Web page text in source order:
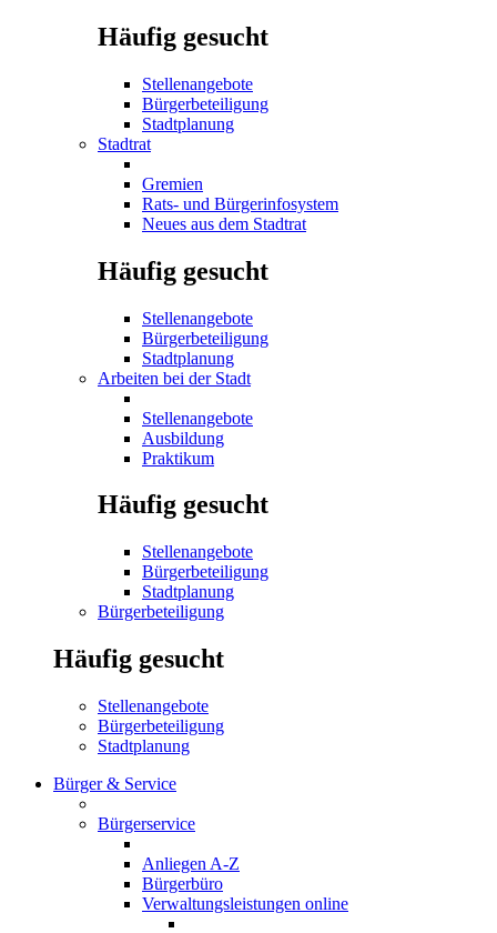
Häufig gesucht
Stellenangebote
Bürgerbeteiligung
Stadtplanung
Stadtrat
Gremien
Rats- und Bürgerinfosystem
Neues aus dem Stadtrat
Häufig gesucht
Stellenangebote
Bürgerbeteiligung
Stadtplanung
Arbeiten bei der Stadt
Stellenangebote
Ausbildung
Praktikum
Häufig gesucht
Stellenangebote
Bürgerbeteiligung
Stadtplanung
Bürgerbeteiligung
Häufig gesucht
Stellenangebote
Bürgerbeteiligung
Stadtplanung
Bürger & Service
Bürgerservice
Anliegen A-Z
Bürgerbüro
Verwaltungsleistungen online